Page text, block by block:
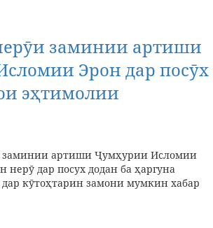
заминии артиши
Эрон дар посӯх
эҳтимолии
заминии артиши Ҷумҳурии Исломии
нерӯ дар посух додан ба ҳаргуна
кӯтоҳтарин замони мумкин хабар